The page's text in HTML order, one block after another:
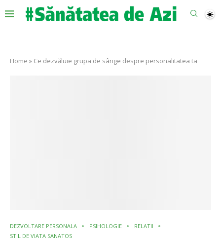
Home » Ce dezvăluie grupa de sânge despre personalitatea ta
DEZVOLTARE PERSONALA PSIHOLOGIE
RELATII
STIL DE VIATA SANATOS